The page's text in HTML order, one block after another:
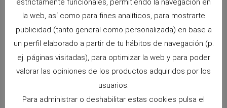
CONTACTA CON CUNIPIC
estrictamente funcionales, permitiendo la navegación en
la web, así como para fines analíticos, para mostrarte
publicidad (tanto general como personalizada) en base a
un perfil elaborado a partir de tu hábitos de navegación (p.
ej. páginas visitadas), para optimizar la web y para poder
valorar las opiniones de los productos adquiridos por los
usuarios.
Para administrar o deshabilitar estas cookies pulsa el